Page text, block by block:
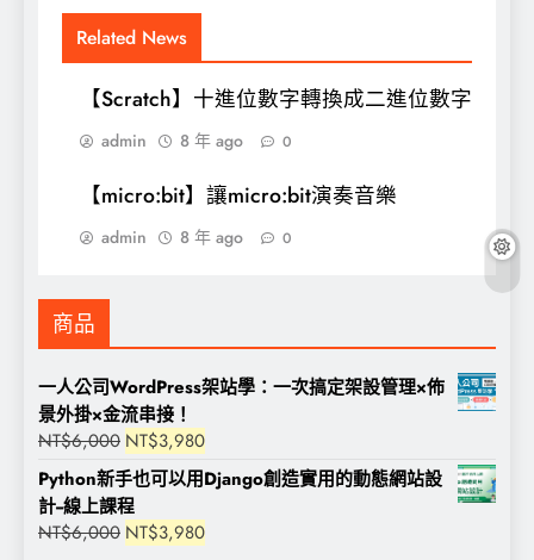
Related News
【Scratch】十進位數字轉換成二進位數字
admin 8 年 ago 0
【micro:bit】讓micro:bit演奏音樂
admin 8 年 ago 0
商品
一人公司WordPress架站學：一次搞定架設管理×佈
景外掛×金流串接！
NT$6,000 原
始
價
格：
NT$6,000。
NT$3,980目
前
價
格：
NT$3,980。
Python新手也可以用Django創造實用的動態網站設
計--線上課程
NT$6,000 原
NT$3,980目